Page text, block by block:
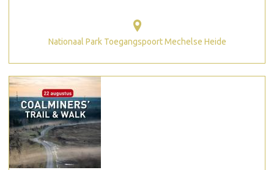
Nationaal Park Toegangspoort Mechelse Heide